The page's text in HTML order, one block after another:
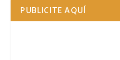
PUBLICITE AQUÍ